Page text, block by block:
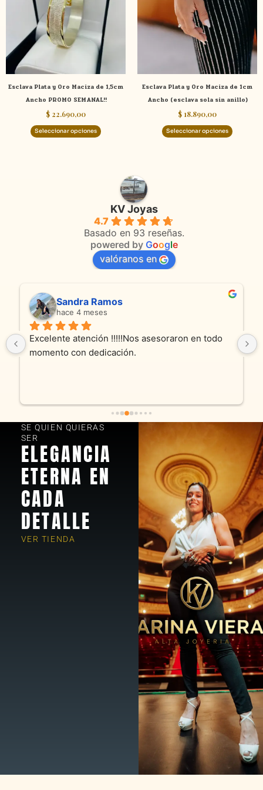
Esclava Plata y Oro Maciza de 1,5cm
Ancho PROMO SEMANAL!!
$ 22.690,00
Seleccionar opciones
variantes.
Las
opciones
se
pueden
elegir
en
la
de
Esclava Plata y Oro Maciza de 1cm
Ancho (esclava sola sin anillo)
$ 18.890,00
Seleccionar opciones
Las
se
pueden
elegir
en
la
de
KV Joyas
4.7
Basado en 93 reseñas.
powered by Google
valóranos en
Sandra Ramos
hace 4 meses
Excelente atención !!!!!Nos asesoraron en todo
momento con dedicación.
SE QUIEN QUIERAS
SER
ELEGANCIA
ETERNA EN
CADA
DETALLE
VER TIENDA